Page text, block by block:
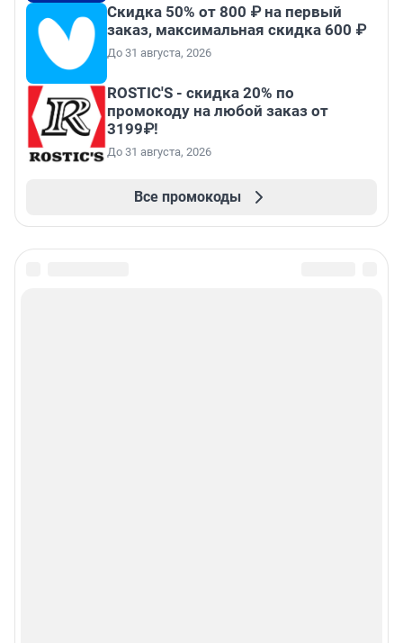
Скидка 50% от 800 ₽ на первый
заказ, максимальная скидка 600 ₽
До 31 августа, 2026
ROSTIC'S - скидка 20% по
промокоду на любой заказ от
3199₽!
До 31 августа, 2026
Все промокоды